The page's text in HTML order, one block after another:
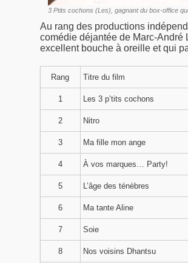
3 Ptits cochons (Les), gagnant du box-office
Au rang des productions
comédie déjantée de Marc-André
excellent bouche à oreille et qui
Rang Titre du film
1 Les 3 p’tits cochons
2 Nitro
3 Ma fille mon ange
4 À vos marques… Party!
5 L’âge des ténèbres
6 Ma tante Aline
7 Soie
8 Nos voisins Dhantsu